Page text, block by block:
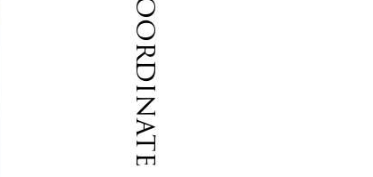
Coordinate